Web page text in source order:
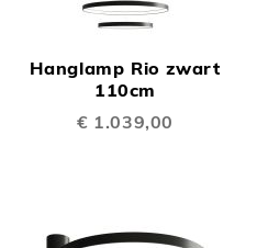
Hanglamp Rio zwart
110cm
€ 1.039,00